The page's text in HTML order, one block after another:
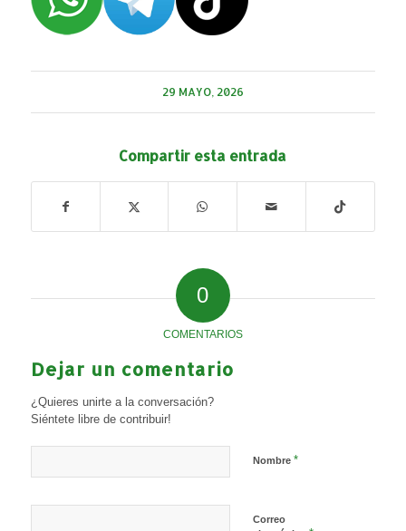
29 MAYO, 2026
Compartir esta entrada
0
COMENTARIOS
Dejar un comentario
¿Quieres unirte a la conversación?
Siéntete libre de contribuir!
Nombre *
Correo